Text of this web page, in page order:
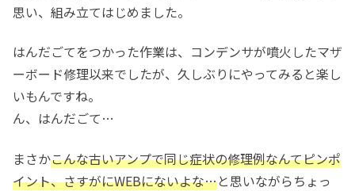
思い、組み立てはじめました。
はんだごてをつかった作業は、コンデンサが噴火したマザ
ーボード修理以来でしたが、久しぶりにやってみると楽し
いもんですね。
ん、はんだごて…
まさかこんな古いアンプで同じ症状の修理例なんてピンポ
イント、さすがにWEBにないよな…と思いながらちょっ